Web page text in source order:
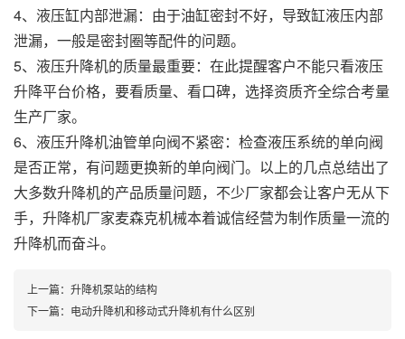
4、液压缸内部泄漏：由于油缸密封不好，导致缸液压内部
泄漏，一般是密封圈等配件的问题。
5、液压升降机的质量最重要：在此提醒客户不能只看液压
升降平台价格，要看质量、看口碑，选择资质齐全综合考量
生产厂家。
6、液压升降机油管单向阀不紧密：检查液压系统的单向阀
是否正常，有问题更换新的单向阀门。以上的几点总结出了
大多数升降机的产品质量问题，不少厂家都会让客户无从下
手，升降机厂家麦森克机械本着诚信经营为制作质量一流的
升降机而奋斗。
上一篇： 升降机泵站的结构
下一篇： 电动升降机和移动式升降机有什么区别